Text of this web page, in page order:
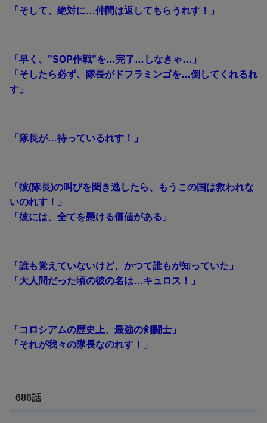
「そして、絶対に…仲間は返してもらうれす！」
「早く、”SOP作戦”を…完了…しなきゃ…」
「そしたら必ず、隊長がドフラミンゴを…倒してくれるれ
す」
「隊長が…待っているれす！」
「彼(隊長)の叫びを聞き逃したら、もうこの国は救われな
いのれす！」
「彼には、全てを懸ける価値がある」
「誰も覚えていないけど、かつて誰もが知っていた」
「大人間だった頃の彼の名は…キュロス！」
「コロシアムの歴史上、最強の剣闘士」
「それが我々の隊長なのれす！」
686話